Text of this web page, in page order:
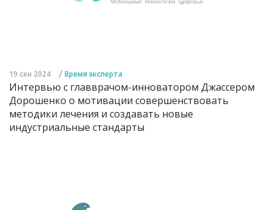
19 сен 2024 / Время эксперта
Интервью с главврачом-инноватором Джассером
Дорошенко о мотивации совершенствовать
методики лечения и создавать новые
индустриальные стандарты